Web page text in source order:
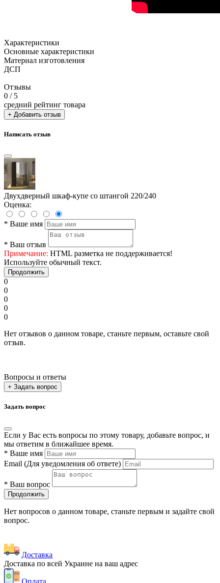
Характеристики
Основные характеристики
Материал изготовления
ДСП
Отзывы
0 / 5
средний рейтинг товара
+ Добавить отзыв
Написать отзыв
Двухдверный шкаф-купе со штангой 220/240
Оценка:
* Ваше имя
* Ваш отзыв
Примечание: HTML разметка не поддерживается!
Используйте обычный текст.
Продолжить
0
0
0
0
0
Нет отзывов о данном товаре, станьте первым, оставьте свой
отзыв.
Вопросы и ответы
+ Задать вопрос
Задать вопрос
Если у Вас есть вопросы по этому товару, добавьте вопрос, и
мы ответим в ближайшее время.
* Ваше имя
Email (Для уведомления об ответе)
* Ваш вопрос
Продолжить
Нет вопросов о данном товаре, станьте первым и задайте свой
вопрос.
Доставка
Доставка по всей Украине на ваш адрес
Оплата